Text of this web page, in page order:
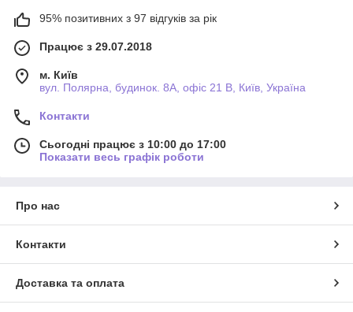
95% позитивних з 97 відгуків за рік
Працює з 29.07.2018
м. Київ
вул. Полярна, будинок. 8А, офіс 21 В, Київ, Україна
Контакти
Сьогодні працює з 10:00 до 17:00
Показати весь графік роботи
Про нас
Контакти
Доставка та оплата